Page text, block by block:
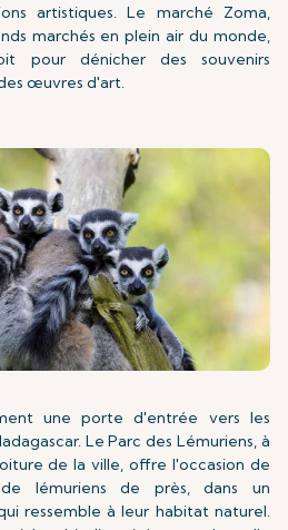
artistiques. Le marché Zoma,
marchés en plein air du monde,
pour dénicher des souvenirs
œuvres d'art.
une porte d'entrée vers les
Le Parc des Lémuriens, à
de la ville, offre l'occasion de
lémuriens de près, dans un
ressemble à leur habitat naturel.